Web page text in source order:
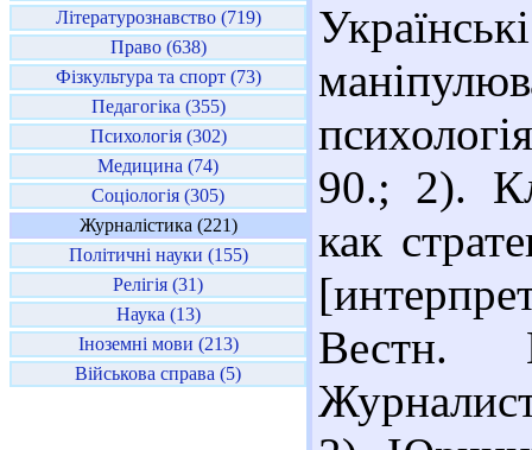
Літературознавство (719)
Право (638)
Фізкультура та спорт (73)
Педагогіка (355)
Психологія (302)
Медицина (74)
Соціологія (305)
Журналістика (221)
Політичні науки (155)
Релігія (31)
Наука (13)
Іноземні мови (213)
Військова справа (5)
90.; 2).
как
Вестн.